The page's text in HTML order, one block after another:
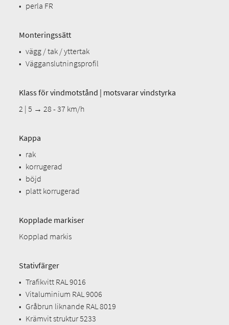
• perla FR
Monteringssätt
• vägg / tak / yttertak
• Vägganslutningsprofil
Klass för vindmotstånd | motsvarar vindstyrka
2 | 5 → 28 - 37 km/h
Kappa
• rak
• korrugerad
• böjd
• platt korrugerad
Kopplade markiser
Kopplad markis
Stativfärger
• Trafikvitt RAL 9016
• Vitaluminium RAL 9006
• Gråbrun liknande RAL 8019
• Krämvit struktur 5233